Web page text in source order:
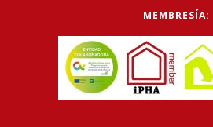
MEMBRESÍA: